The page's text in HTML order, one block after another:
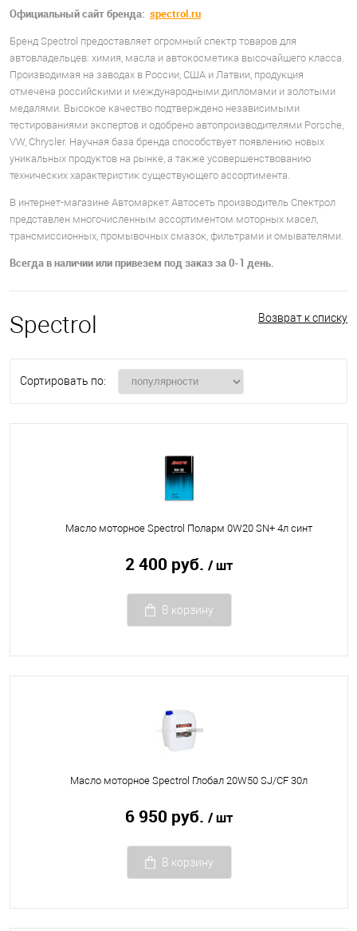
Официальный сайт бренда: spectrol.ru
Бренд Spectrol предоставляет огромный спектр товаров для
автовладельцев: химия, масла и автокосметика высочайшего класса.
Производимая на заводах в России, США и Латвии, продукция
отмечена российскими и международными дипломами и золотыми
медалями. Высокое качество подтверждено независимыми
тестированиями экспертов и одобрено автопроизводителями Porsche,
VW, Chrysler. Научная база бренда способствует появлению новых
уникальных продуктов на рынке, а также усовершенствованию
технических характеристик существующего ассортимента.
В интернет-магазине Автомаркет Автосеть производитель Спектрол
представлен многочисленным ассортиментом моторных масел,
трансмиссионных, промывочных смазок, фильтрами и омывателями.
Всегда в наличии или привезем под заказ за 0-1 день.
Возврат к списку
Spectrol
Сортировать по:
Масло моторное Spectrol Поларм 0W20 SN+ 4л синт
2 400 руб. / шт
В корзину
Масло моторное Spectrol Глобал 20W50 SJ/CF 30л
6 950 руб. / шт
В корзину